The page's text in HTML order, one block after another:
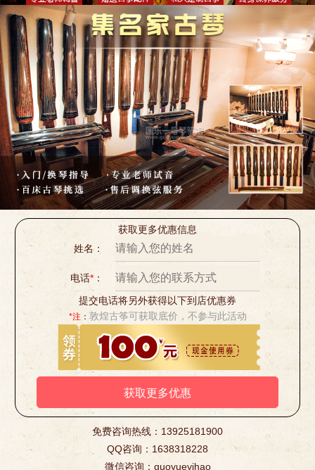
获取更多优惠信息
姓名：
电话*：
提交电话将另外获得以下到店优惠券
*注 ： 敦煌古筝可获取底价，不参与此活动
免费咨询热线：13925181900
QQ咨询：1638318228
微信咨询：guoyueyihao